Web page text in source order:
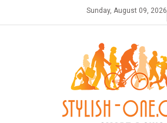
Sunday, August 09, 2026